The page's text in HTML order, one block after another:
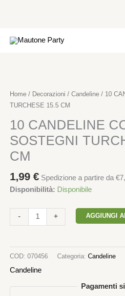
Home / Decorazioni / Candeline / 10
TURCHESE 15.5 CM
10 CANDELINE
SOSTEGNI
CM
1,99 € Spedizione a partire da
Disponibilità: Disponibile
-
CON
SOSTEGNI
15.5
CM
quantità
+ AGGIUNGI
COD: 070456 Categoria: Candeline
Candeline
Pagamenti
quantità